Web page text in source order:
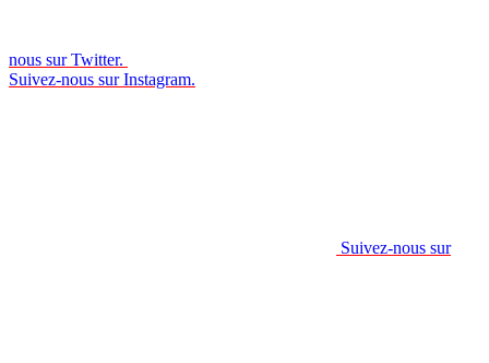
nous sur Twitter.
Suivez-nous sur Instagram.
Suivez-nous sur